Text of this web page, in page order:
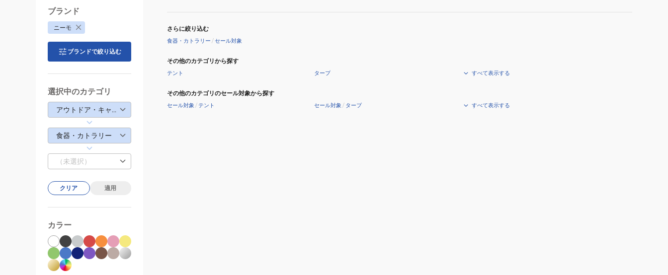
さらに絞り込む
食器・カトラリー /セール対象
その他のカテゴリから探す
テント タープ すべて表示する
その他のカテゴリのセール対象から探す
セール対象 /テント セール対象 / タープ すべて表示する
ブランド
ニーモ
ブランドで絞り込む
選択中のカテゴリ
アウトドア・キャンプ
食器・カトラリー
（未選択）
クリア 適用
カラー